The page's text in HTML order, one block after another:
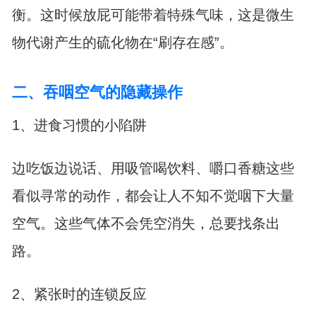
衡。这时候放屁可能带着特殊气味，这是微生
物代谢产生的硫化物在“刷存在感”。
二、吞咽空气的隐藏操作
1、进食习惯的小陷阱
边吃饭边说话、用吸管喝饮料、嚼口香糖这些
看似寻常的动作，都会让人不知不觉咽下大量
空气。这些气体不会凭空消失，总要找条出
路。
2、紧张时的连锁反应